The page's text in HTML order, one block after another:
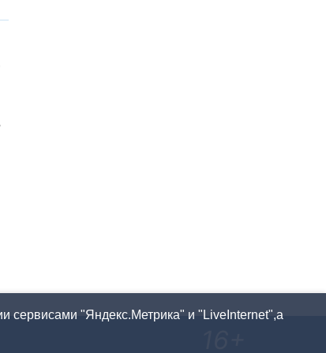
сервисами "Яндекс.Метрика" и "LiveInternet",а